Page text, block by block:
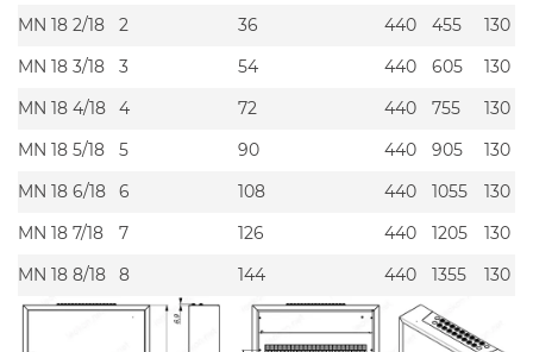
MN 18 2/18
2 36 440 455
130
MN 18 3/18
3 54 440 605
130
MN 18 4/18
4 72 440 755
130
MN 18 5/18
5 90 440 905
130
MN 18 6/18
6 108 440 1055
130
MN 18 7/18
7 126 440 1205
130
MN 18 8/18
8 144 440 1355 130